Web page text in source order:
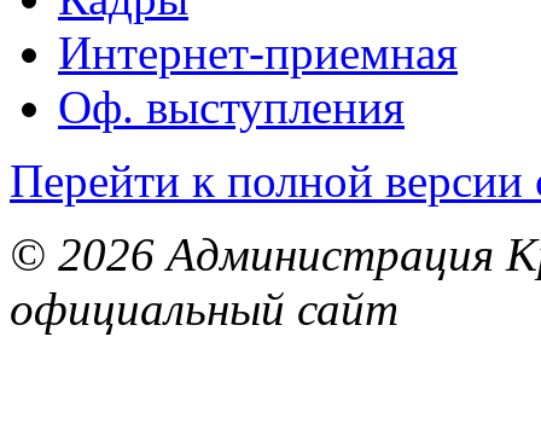
Интернет-приемная
Оф. выступления
Перейти к полной версии
© 2026 Администрация
официальный сайт